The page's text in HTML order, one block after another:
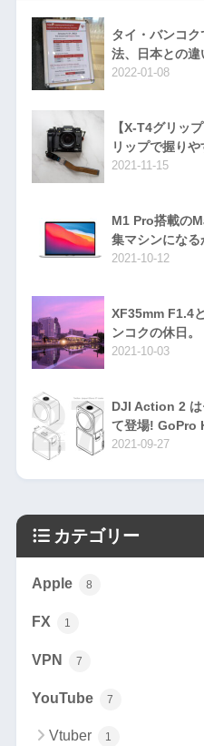
タイ・バンコ
法、日本との違
2022-01-08
【X-T4グリッ
リップで握り
2021-11-15
M1 Pro搭載の
集マシンになる
2021-10-12
XF35mm F1.4
ンコクの休日。
2021-10-03
DJI Action 2 は
て登場! GoPro
2021-09-27
カテゴリー
Apple 8
FX 1
VPN 7
YouTube 7
Vtuber 1